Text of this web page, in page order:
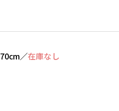
70cm／在庫なし